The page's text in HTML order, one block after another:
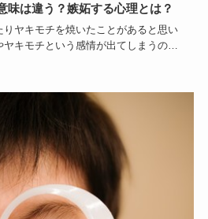
味は違う？嫉妬する心理とは？
ヤキモチを焼いたことがあると思い
キモチという感情が出てしまうので